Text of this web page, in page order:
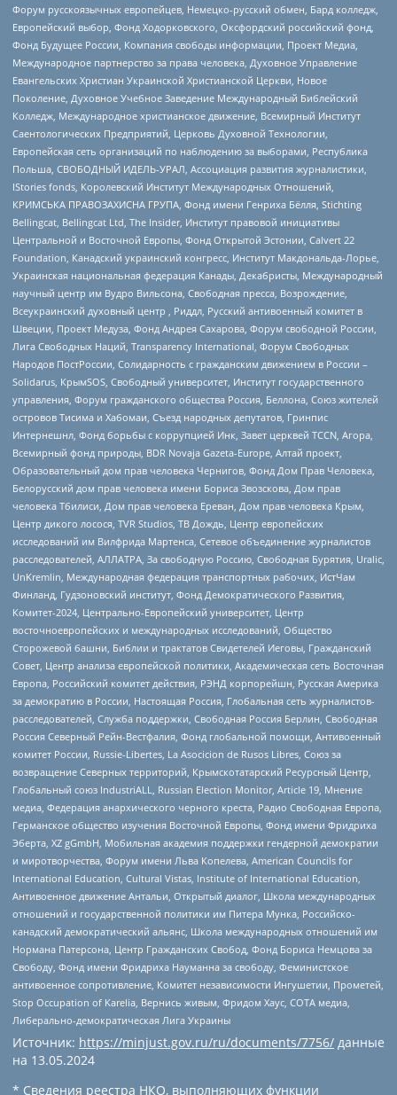
Форум русскоязычных европейцев, Немецко-русский обмен, Бард колледж,
Европейский выбор, Фонд Ходорковского, Оксфордский российский фонд,
Фонд Будущее России, Компания свободы информации, Проект Медиа,
Международное партнерство за права человека, Духовное Управление
Евангельских Христиан Украинской Христианской Церкви, Новое
Поколение, Духовное Учебное Заведение Международный Библейский
Колледж, Международное христианское движение, Всемирный Институт
Саентологических Предприятий, Церковь Духовной Технологии,
Европейская сеть организаций по наблюдению за выборами, Республика
Польша, СВОБОДНЫЙ ИДЕЛЬ-УРАЛ, Ассоциация развития журналистики,
IStories fonds, Королевский Институт Международных Отношений,
КРИМСЬКА ПРАВОЗАХИСНА ГРУПА, Фонд имени Генриха Бёлля, Stichting
Bellingcat, Bellingcat Ltd, The Insider, Институт правовой инициативы
Центральной и Восточной Европы, Фонд Открытой Эстонии, Calvert 22
Foundation, Канадский украинский конгресс, Институт Макдональда-Лорье,
Украинская национальная федерация Канады, Декабристы, Международный
научный центр им Вудро Вильсона, Свободная пресса, Возрождение,
Всеукраинский духовный центр , Риддл, Русский антивоенный комитет в
Швеции, Проект Медуза, Фонд Андрея Сахарова, Форум свободной России,
Лига Свободных Наций, Transparеncy International, Форум Свободных
Народов ПостРоссии, Солидарность с гражданским движением в России –
Solidarus, КрымSOS, Свободный университет, Институт государственного
управления, Форум гражданского общества Россия, Беллона, Союз жителей
островов Тисима и Хабомаи, Съезд народных депутатов, Гринпис
Интернешнл, Фонд борьбы с коррупцией Инк, Завет церквей TCCN, Агора,
Всемирный фонд природы, BDR Novaja Gazeta-Europe, Алтай проект,
Образовательный дом прав человека Чернигов, Фонд Дом Прав Человека,
Белорусский дом прав человека имени Бориса Звозскова, Дом прав
человека Тбилиси, Дом прав человека Ереван, Дом прав человека Крым,
Центр дикого лосося, TVR Studios, ТВ Дождь, Центр европейских
исследований им Вилфрида Мартенса, Сетевое объединение журналистов
расследователей, АЛЛАТРА, За свободную Россию, Свободная Бурятия, Uralic,
UnKremlin, Международная федерация транспортных рабочих, ИстЧам
Финланд, Гудзоновский институт, Фонд Демократического Развития,
Комитет-2024, Центрально-Европейский университет, Центр
восточноевропейских и международных исследований, Общество
Сторожевой башни, Библии и трактатов Свидетелей Иеговы, Гражданский
Совет, Центр анализа европейской политики, Академическая сеть Восточная
Европа, Российский комитет действия, РЭНД корпорейшн, Русская Америка
за демократию в России, Настоящая Россия, Глобальная сеть журналистов-
расследователей, Служба поддержки, Свободная Россия Берлин, Свободная
Россия Северный Рейн-Вестфалия, Фонд глобальной помощи, Антивоенный
комитет России, Russie-Libertes, La Asocicion de Rusos Libres, Союз за
возвращение Северных территорий, Крымскотатарский Ресурсный Центр,
Глобальный союз IndustriALL, Russian Election Monitor, Article 19, Мнение
медиа, Федерация анархического черного креста, Радио Свободная Европа,
Германское общество изучения Восточной Европы, Фонд имени Фридриха
Эберта, XZ gGmbH, Мобильная академия поддержки гендерной демократии
и миротворчества, Форум имени Льва Копелева, American Councils for
International Education, Cultural Vistas, Institute of International Education,
Антивоенное движение Антальи, Открытый диалог, Школа международных
отношений и государственной политики им Питера Мунка, Российско-
канадский демократический альянс, Школа международных отношений им
Нормана Патерсона, Центр Гражданских Свобод, Фонд Бориса Немцова за
Свободу, Фонд имени Фридриха Науманна за свободу, Феминистское
антивоенное сопротивление, Комитет независимости Ингушетии, Прометей,
Stop Occupation of Karelia, Вернись живым, Фридом Хаус, СОТА медиа,
Либерально-демократическая Лига Украины
Источник: https://minjust.gov.ru/ru/documents/7756/ данные
на 13.05.2024
* Сведения реестра НКО, выполняющих функции